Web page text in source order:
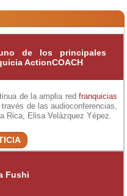
de los principales
ActionCOACH
de la amplia red franquicias
de las audioconferencias,
Rica, Elisa Velázquez Yépez.
Fushi